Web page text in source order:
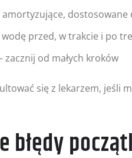
amortyzujące,
wodę przed, w trakcie i po
zacznij od małych kroków
się z lekarzem, jeśli
błędy